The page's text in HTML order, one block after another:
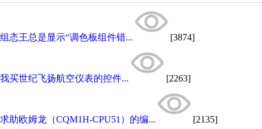
组态王总是显示“调色板组件错... [3874]
我买世纪飞扬航空仪表的控件... [2263]
求助欧姆龙（CQM1H-CPU51）的编... [2135]